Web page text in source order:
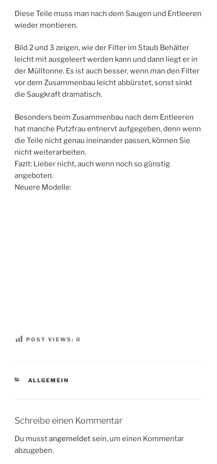
Diese Teile muss man nach dem Saugen und Entleeren
wieder montieren.
Bild 2 und 3 zeigen, wie der Filter im Staub Behälter
leicht mit ausgeleert werden kann und dann liegt er in
der Mülltonne. Es ist auch besser, wenn man den Filter
vor dem Zusammenbau leicht abbürstet, sonst sinkt
die Saugkraft dramatisch.
Besonders beim Zusammenbau nach dem Entleeren
hat manche Putzfrau entnervt aufgegeben, denn wenn
die Teile nicht genau ineinander passen, können Sie
nicht weiterarbeiten.
Fazit: Lieber nicht, auch wenn noch so günstig
angeboten.
Neuere Modelle:
POST VIEWS: 0
KATEGORIEN
ALLGEMEIN
Schreibe einen Kommentar
Du musstangemeldetsein, um einen Kommentar
abzugeben.